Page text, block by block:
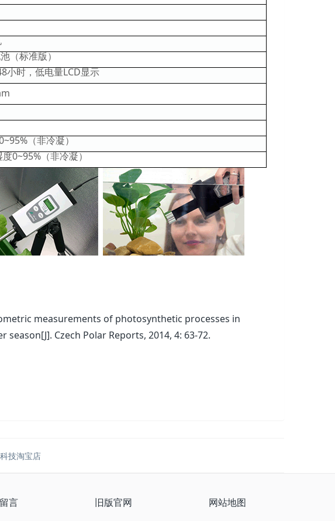
（标准版）
小时，低电量LCD显示
（非冷凝）
0~95%（非冷凝）
measurements of photosynthetic processes in
Czech Polar Reports, 2014, 4: 63-72.
技淘宝店
言 旧版官网 网站地图